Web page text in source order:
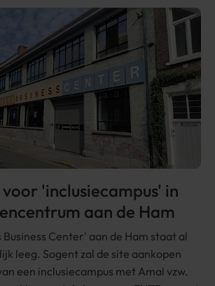
'inclusiecampus' in
aan de Ham
Center' aan de Ham staat al
leeg. Sogent zal de site aankopen
een inclusiecampus met Amal vzw.